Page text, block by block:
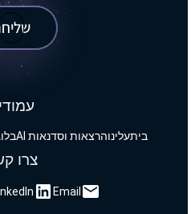
ביתעלינוהרצאות וסדנאות AI
צרו
Email